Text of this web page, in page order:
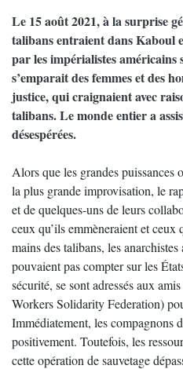
Le 15 août 2021, à la surprise
talibans entraient dans Kaboul
par les impérialistes
s’emparait des femmes et des
justice, qui craignaient avec
talibans. Le monde entier a
désespérées.
Alors que les grandes puissances
la plus grande improvisation, le
et de quelques-uns de leurs
ceux qu’ils emmèneraient et ceux
mains des talibans, les
pouvaient pas compter sur les
sécurité, se sont adressés aux
Workers Solidarity Federation)
Immédiatement, les compagnons
positivement. Toutefois, les
cette opération de sauvetage